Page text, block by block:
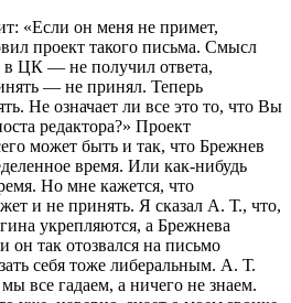
«Если он меня не примет,
проект такого письма. Смысл
в ЦК — не получил ответа,
— не принял. Теперь
Не означает ли все это то, что Вы
редактора?» Проект
может быть и так, что Брежнев
время. Или как-нибудь
Но мне кажется, что
и не принять. Я сказал А. Т., что,
укрепляются, а Брежнева
так отозвался на письмо
себя тоже либеральным. А. Т.
все гадаем, а ничего не знаем.